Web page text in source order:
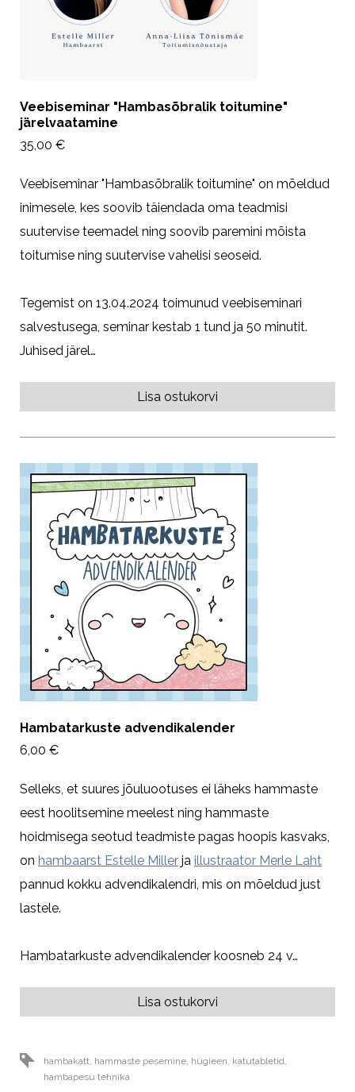
Veebiseminar "Hambasõbralik toitumine"
järelvaatamine
35,00 €
Veebiseminar "Hambasõbralik toitumine" on mõeldud
inimesele, kes soovib täiendada oma teadmisi
suutervise teemadel ning soovib paremini mõista
toitumise ning suutervise vahelisi seoseid.
Tegemist on 13.04.2024 toimunud veebiseminari
salvestusega, seminar kestab 1 tund ja 50 minutit.
Juhised järel…
Lisa ostukorvi
Hambatarkuste advendikalender
6,00 €
Selleks, et suures jõuluootuses ei läheks hammaste
eest hoolitsemine meelest ning hammaste
hoidmisega seotud teadmiste pagas hoopis kasvaks,
on hambaarst Estelle Miller ja illustraator Merle Laht
pannud kokku advendikalendri, mis on mõeldud just
lastele.
Hambatarkuste advendikalender koosneb 24 v…
Lisa ostukorvi
hambakatt, hammaste pesemine, hügieen, katutabletid,
hambapesu tehnika